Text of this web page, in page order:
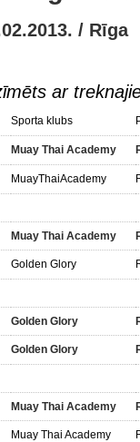
/ Rīga
ar
Sporta klubs
Muay Thai Academy
MuayThaiAcademy
Muay Thai Academy
Golden Glory
Golden Glory
Golden Glory
Muay Thai Academy
Muay Thai Academy